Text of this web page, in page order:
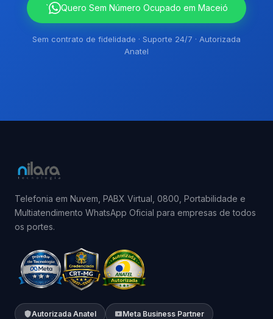
` Quero Sem Número Ocupado em Maceió
Sem contrato de fidelidade · Suporte 24/7 · Autorizada
Anatel
Telefonia em Nuvem, PABX Virtual, 0800, Portabilidade e
Multiatendimento WhatsApp Oficial para empresas de todos
os portes.
Autorizada Anatel Meta Business Partner